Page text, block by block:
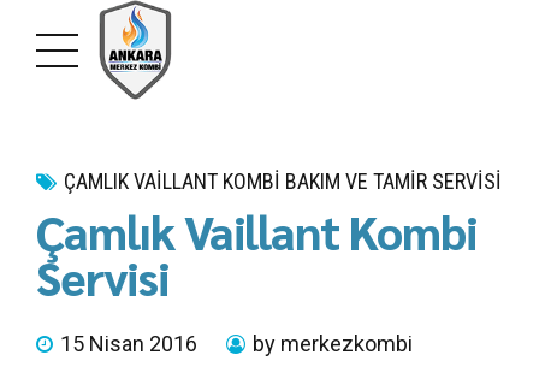
ÇAMLIK VAILLANT KOMBI BAKIM VE TAMIR SERVISI
Çamlık Vaillant Kombi
Servisi
15 Nisan 2016 by merkezkombi